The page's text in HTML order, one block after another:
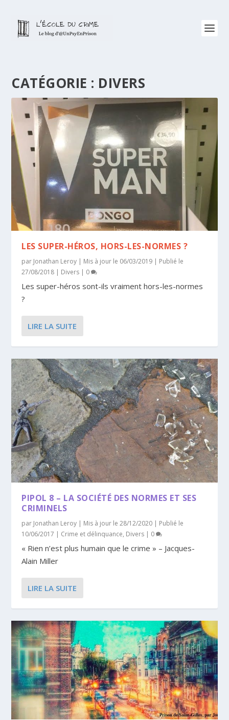
CATÉGORIE : DIVERS
LES SUPER-HÉROS, HORS-LES-NORMES ?
par Jonathan Leroy
Mis à jour le 06/03/2019 | Publié le
27/08/2018
Divers 0
Les super-héros sont-ils vraiment hors-les-normes
?
LIRE LA SUITE
PIPOL 8 – LA SOCIÉTÉ DES NORMES ET SES
CRIMINELS
par Jonathan Leroy | Mis à jour le 28/12/2020 | Publié le
10/06/2017 | Crime et délinquance, Divers | 0
« Rien n’est plus humain que le crime » – Jacques-
Alain Miller
LIRE LA SUITE